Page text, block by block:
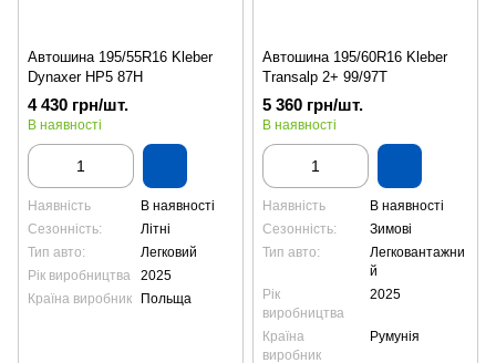
Автошина 195/55R16 Kleber
Dynaxer HP5 87H
4 430 грн/шт.
В наявності
Наявність
В наявності
Сезонність:
Літні
Тип авто:
Легковий
Рік виробництва
2025
Країна виробник
Польща
Автошина 195/60R16 Kleber
Transalp 2+ 99/97T
5 360 грн/шт.
В наявності
Наявність
В наявності
Сезонність:
Зимові
Тип авто:
Легковантажни
й
Рік
виробництва
2025
Країна
виробник
Румунія